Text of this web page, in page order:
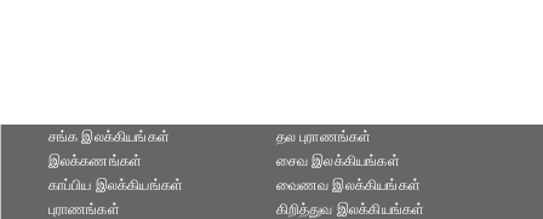
சங்க இலக்கியங்கள்
இலக்கணங்கள்
காப்பிய இலக்கியங்கள்
புராணங்கள்
தல புராணங்கள்
சைவ இலக்கியங்கள்
வைணவ இலக்கியங்கள்
கிறித்துவ இலக்கியங்கள்